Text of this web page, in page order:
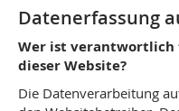
Datenerfassung
Wer ist verantwortlich
dieser Website?
Die Datenverarbeitung